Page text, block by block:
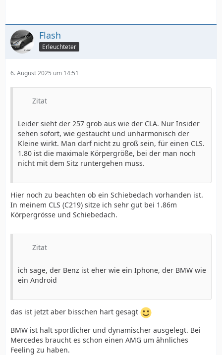
Flash
Erleuchteter
6. August 2025 um 14:51
Zitat
Leider sieht der 257 grob aus wie der CLA. Nur Insider
sehen sofort, wie gestaucht und unharmonisch der
Kleine wirkt. Man darf nicht zu groß sein, für einen CLS.
1.80 ist die maximale Körpergröße, bei der man noch
nicht mit dem Sitz runtergehen muss.
Hier noch zu beachten ob ein Schiebedach vorhanden ist.
In meinem CLS (C219) sitze ich sehr gut bei 1.86m
Körpergrösse und Schiebedach.
Zitat
ich sage, der Benz ist eher wie ein Iphone, der BMW wie
ein Android
das ist jetzt aber bisschen hart gesagt
BMW ist halt sportlicher und dynamischer ausgelegt. Bei
Mercedes braucht es schon einen AMG um ähnliches
Feeling zu haben.